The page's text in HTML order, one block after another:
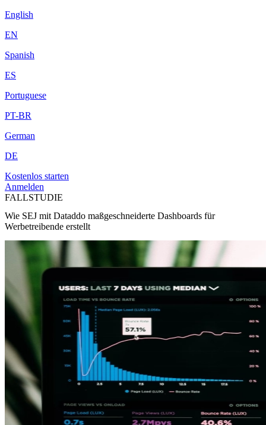
English
EN
Spanish
ES
Portuguese
PT-BR
German
DE
Kostenlos starten
Anmelden
FALLSTUDIE
Wie SEJ mit Dataddo maßgeschneiderte Dashboards für
Werbetreibende erstellt